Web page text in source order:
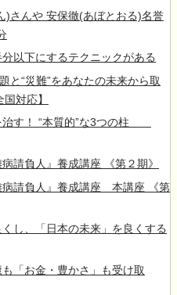
)さんや 安保徹(あぼとおる)名誉
分以下にするテクニックがある
題と“災難”をあなたの未来から取
対応】
治す！ “本質的”な3つの柱
病請負人』養成講座 《第２期》
病請負人』養成講座 本講座 《第
し、「日本の未来」を良くする
も「お金・豊かさ」も受け取